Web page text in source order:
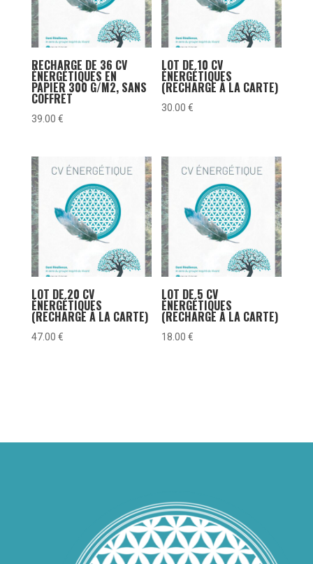
RECHARGE DE 36 CV
ÉNERGÉTIQUES EN
PAPIER 300 G/M2, SANS
COFFRET
39.00 €
LOT DE 10 CV
ÉNERGÉTIQUES
(RECHARGE À LA CARTE)
30.00€
LOT DE 20 CV
ÉNERGÉTIQUES
(RECHARGE À LA CARTE)
47.00 €
LOT DE 5 CV
ÉNERGÉTIQUES
(RECHARGE À LA CARTE)
18.00€